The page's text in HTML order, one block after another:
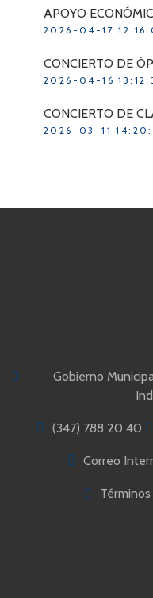
APOYO
2026-04-17
CONCIERTO DE
2026-04-16
CONCIERTO DE
2026-03-11
Gobierno
(347) 788 20 40
Correo